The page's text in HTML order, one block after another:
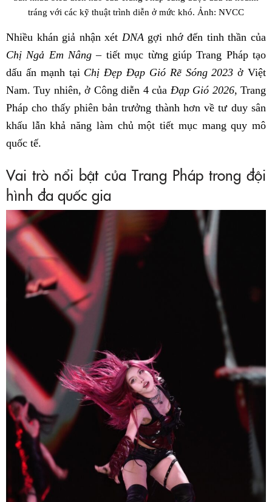
tráng với các kỹ thuật trình diễn ở mức khó. Ảnh: NVCC
Nhiều khán giả nhận xét DNAgợi nhớ đến tinh thần của
Chị Ngả Em Nâng – tiết mục từng giúp Trang Pháp tạo
dấu ấn mạnh tại Chị Đẹp Đạp Gió Rẽ Sóng 2023 ở Việt
Nam. Tuy nhiên, ở Công diễn 4 của Đạp Gió 2026, Trang
Pháp cho thấy phiên bản trưởng thành hơn về tư duy sân
khấu lẫn khả năng làm chủ một tiết mục mang quy mô
quốc tế.
Vai trò nổi bật của Trang Pháp trong đội
hình đa quốc gia